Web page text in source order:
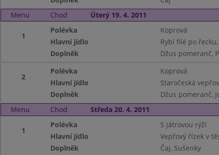
Menu
Chod Úterý 19. 4. 2011
1
Polévka
Koprová
Hlavní jídlo
Rybí filé po
Doplněk
Džus pomeranč,
2
Polévka
Koprová
Hlavní jídlo
Staročeská
Doplněk
Džus pomeranč,
Menu
Chod Středa 20. 4. 2011
1
Polévka
S játrovou rýží
Hlavní jídlo
Vepřový řízek v
Doplněk
Čaj, Sušenky